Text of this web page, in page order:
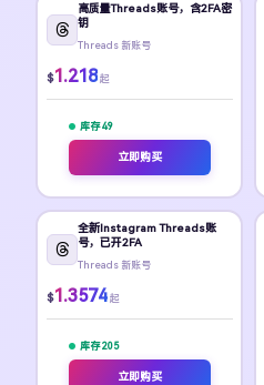
高质量Threads账号，含2FA密
钥
Threads 新账号
$1.218 起
库存 49
立即购买
全新Instagram Threads账
号，已开2FA
Threads 新账号
$1.3574 起
库存 205
立即购买